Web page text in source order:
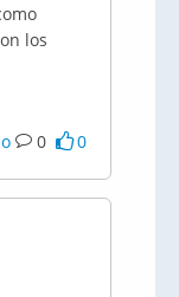
los
0 0